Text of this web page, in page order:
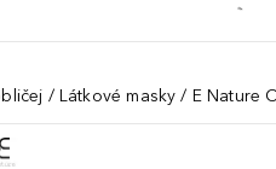
Látkové masky E Nature